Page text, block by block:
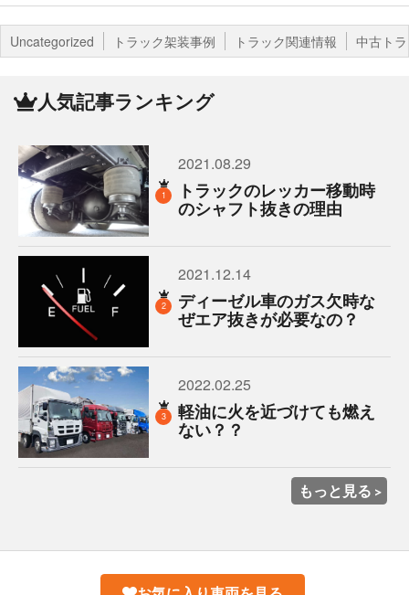
Uncategorized トラック架装事例 トラック関連情報 中古ト
人気記事ランキング
1
2021.08.29
トラックのレッカー移動時
のシャフト抜きの理由
2
2021.12.14
ディーゼル車のガス欠時な
ぜエア抜きが必要なの？
3
2022.02.25
軽油に火を近づけても燃え
ない？？
もっと見る